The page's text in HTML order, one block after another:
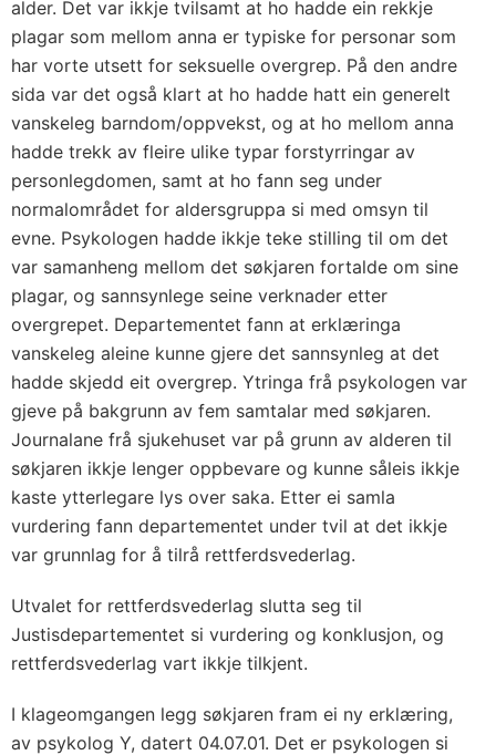
alder. Det var ikkje tvilsamt at ho hadde ein rekkje
plagar som mellom anna er typiske for personar som
har vorte utsett for seksuelle overgrep. På den andre
sida var det også klart at ho hadde hatt ein generelt
vanskeleg barndom/oppvekst, og at ho mellom anna
hadde trekk av fleire ulike typar forstyrringar av
personlegdomen, samt at ho fann seg under
normalområdet for aldersgruppa si med omsyn til
evne. Psykologen hadde ikkje teke stilling til om det
var samanheng mellom det søkjaren fortalde om sine
plagar, og sannsynlege seine verknader etter
overgrepet. Departementet fann at erklæringa
vanskeleg aleine kunne gjere det sannsynleg at det
hadde skjedd eit overgrep. Ytringa frå psykologen var
gjeve på bakgrunn av fem samtalar med søkjaren.
Journalane frå sjukehuset var på grunn av alderen til
søkjaren ikkje lenger oppbevare og kunne såleis ikkje
kaste ytterlegare lys over saka. Etter ei samla
vurdering fann departementet under tvil at det ikkje
var grunnlag for å tilrå rettferdsvederlag.
Utvalet for rettferdsvederlag slutta seg til
Justisdepartementet si vurdering og konklusjon, og
rettferdsvederlag vart ikkje tilkjent.
I klageomgangen legg søkjaren fram ei ny erklæring,
av psykolog Y, datert 04.07.01. Det er psykologen si